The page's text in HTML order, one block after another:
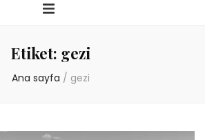
Blog
Etiket: gezi
Ana sayfa / gezi